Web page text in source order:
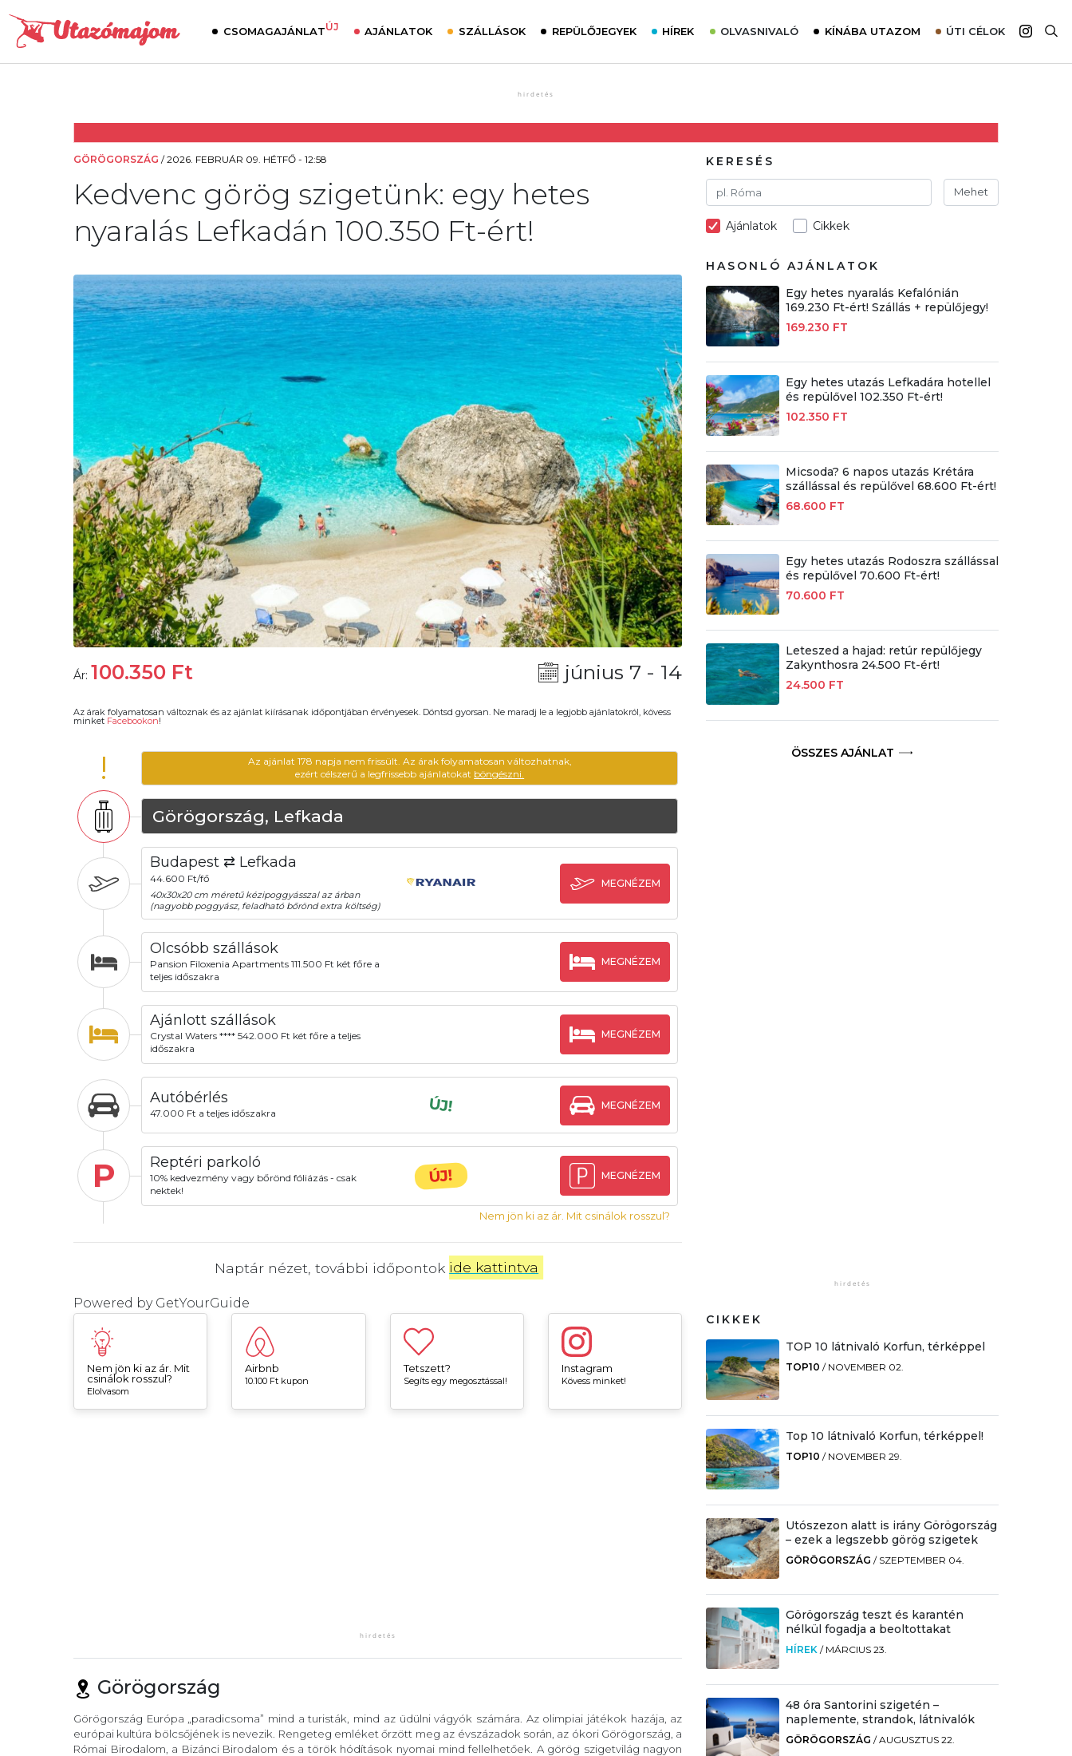
CSOMAGAJÁNLATÚJ AJÁNLATOK SZÁLLÁSOK REPÜLŐJEGYEK HÍREK OLVASNIVALÓ
Utazómajom – CitySIM kártya a világutazóknak
Élménybeszámolók
Szállodalátogatás
Sajtómegjelenések
KÍNÁBA UTAZOM ÚTI CÉLOK
Afrika
GÖRÖGORSZÁG /2026. FEBRUÁR 09. HÉTFŐ - 12:58
Kedvenc görög szigetünk: egy hetes
nyaralás Lefkadán 100.350 Ft-ért!
Ár: 100.350 Ft június 7 - 14
Az árak folyamatosan változnak és az ajánlat kiírásanak időpontjában érvényesek. Döntsd gyorsan. Ne maradj le a legjobb ajánlatokról, kövess
minket Facebookon!
!
Az ajánlat 178 napja nem frissült. Az árak folyamatosan változhatnak,
ezért célszerű a legfrissebb ajánlatokat böngészni.
Görögország, Lefkada
Budapest ⇄ Lefkada
44.600 Ft/fő
40x30x20 cm méretű kézipoggyásszal az árban
(nagyobb poggyász, feladható bőrönd extra költség)
MEGNÉZEM
Olcsóbb szállások
Pansion Filoxenia Apartments 111.500 Ft két főre a
teljes időszakra
MEGNÉZEM
Ajánlott szállások
Crystal Waters **** 542.000 Ft két főre a teljes
időszakra
MEGNÉZEM
Autóbérlés
47.000 Ft a teljes időszakra ÚJ! MEGNÉZEM
P Reptéri parkoló
10% kedvezmény vagy bőrönd fóliázás - csak
nektek!
ÚJ! MEGNÉZEM
Nem jön ki az ár. Mit csinálok rosszul?
Naptár nézet, további időpontok ide kattintva
Powered by GetYourGuide
Nem jön ki az ár. Mit
csinálok rosszul?
Elolvasom
Airbnb
10.100 Ft kupon
Tetszett?
Segíts egy megosztással!
Instagram
Kövess minket!
Görögország
Görögország Európa „paradicsoma” mind a turisták, mind az üdülni vágyók számára. Az olimpiai játékok hazája, az
európai kultúra bölcsőjének is nevezik. Rengeteg emléket őrzött meg az évszázadok során, az ókori Görögország, a
Római Birodalom, a Bizánci Birodalom és a török hódítások nyomai mind fellelhetőek. A görög szigetvilág nagyon
KERESÉS
Mehet
Ajánlatok Cikkek
HASONLÓ AJÁNLATOK
Egy hetes nyaralás Kefalónián
169.230 Ft-ért! Szállás + repülőjegy!
169.230 FT
Egy hetes utazás Lefkadára hotellel
és repülővel 102.350 Ft-ért!
102.350 FT
Micsoda? 6 napos utazás Krétára
szállással és repülővel 68.600 Ft-ért!
68.600 FT
Egy hetes utazás Rodoszra szállással
és repülővel 70.600 Ft-ért!
70.600 FT
Leteszed a hajad: retúr repülőjegy
Zakynthosra 24.500 Ft-ért!
24.500 FT
ÖSSZES AJÁNLAT
CIKKEK
TOP 10 látnivaló Korfun, térképpel
TOP10 / NOVEMBER 02.
Top 10 látnivaló Korfun, térképpel!
TOP10 / NOVEMBER 29.
Utószezon alatt is irány Görögország
– ezek a legszebb görög szigetek
GÖRÖGORSZÁG / SZEPTEMBER 04.
Görögország teszt és karantén
nélkül fogadja a beoltottakat
HÍREK / MÁRCIUS 23.
48 óra Santorini szigetén –
naplemente, strandok, látnivalók
GÖRÖGORSZÁG /AUGUSZTUS 22.